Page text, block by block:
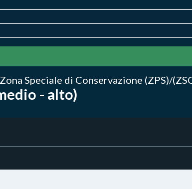
Speciale di Conservazione (ZPS)/
- alto)